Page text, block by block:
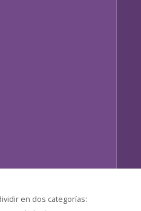
en dos categorías: